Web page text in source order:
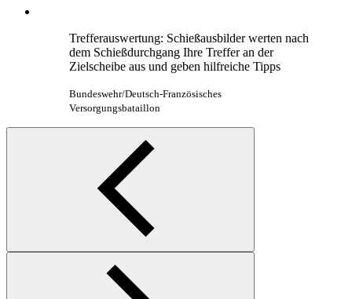
Erste Schießübungen mit dem Gewehr G36. Sie
Waffenkunde und die Ausbildung im
Schießsimulator.
Bundeswehr/Deutsch-Französisches
Versorgungsbataillon
Trefferauswertung: Schießausbilder werten nach
dem Schießdurchgang Ihre Treffer an der
Zielscheibe aus und geben hilfreiche Tipps
Versorgungsbataillon